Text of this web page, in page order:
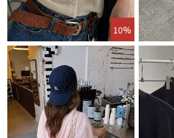
10%